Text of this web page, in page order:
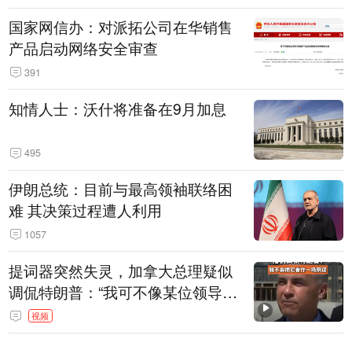
国家网信办：对派拓公司在华销售
产品启动网络安全审查
391
知情人士：沃什将准备在9月加息
495
伊朗总统：目前与最高领袖联络困
难 其决策过程遭人利用
1057
提词器突然失灵，加拿大总理疑似
调侃特朗普：“我可不像某位领导
人，把这当成一场阴谋”，全场哄笑
视频